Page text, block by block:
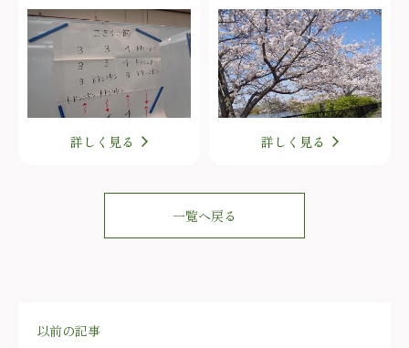
詳しく見る 詳しく見る
一覧へ戻る
以前の記事